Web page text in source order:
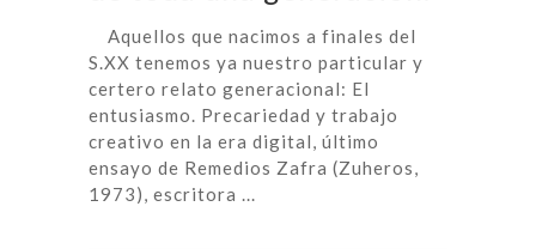
Aquellos que nacimos a finales del
S.XX tenemos ya nuestro particular y
certero relato generacional: El
entusiasmo. Precariedad y trabajo
creativo en la era digital, último
ensayo de Remedios Zafra (Zuheros,
1973), escritora ...